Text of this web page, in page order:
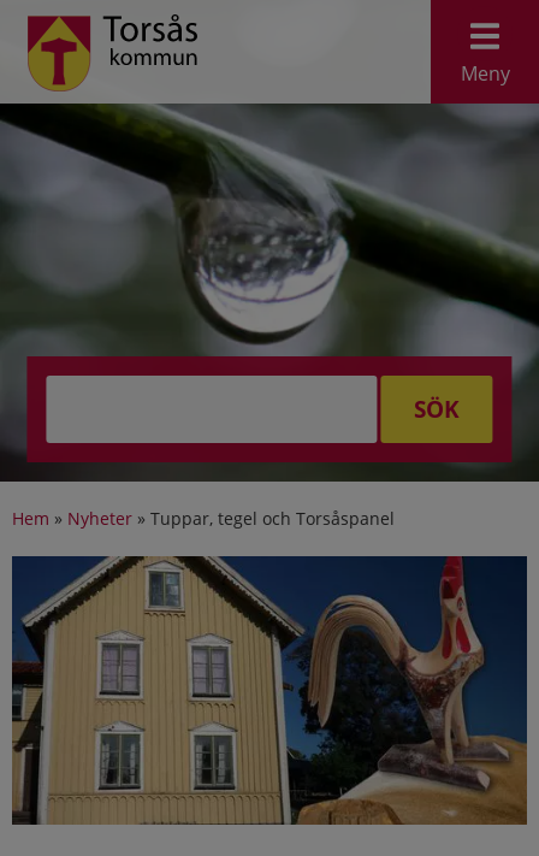
Meny
SÖK
Hem » Nyheter » Tuppar, tegel och Torsåspanel